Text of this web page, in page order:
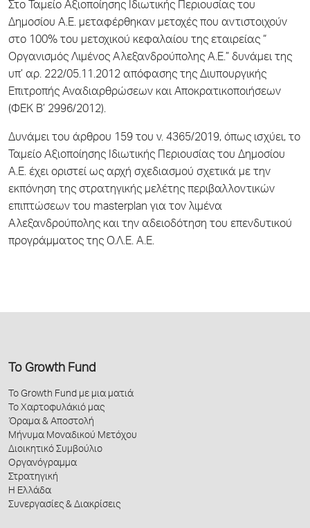
Στο Ταμείο Αξιοποίησης Ιδιωτικής Περιουσίας του
Δημοσίου Α.Ε. μεταφέρθηκαν μετοχές που αντιστοιχούν
στο 100% του μετοχικού κεφαλαίου της εταιρείας “
Οργανισμός Λιμένος Αλεξανδρούπολης Α.Ε.” δυνάμει της
υπ’ αρ. 222/05.11.2012 απόφασης της Διυπουργικής
Επιτροπής Αναδιαρθρώσεων και Αποκρατικοποιήσεων
(ΦΕΚ Β’ 2996/2012).
Δυνάμει του άρθρου 159 του ν. 4365/2019, όπως ισχύει, το
Ταμείο Αξιοποίησης Ιδιωτικής Περιουσίας του Δημοσίου
Α.Ε. έχει οριστεί ως αρχή σχεδιασμού σχετικά με την
εκπόνηση της στρατηγικής μελέτης περιβαλλοντικών
επιπτώσεων του masterplan για τον λιμένα
Αλεξανδρούπολης και την αδειοδότηση του επενδυτικού
προγράμματος της Ο.Λ.Ε. Α.Ε.
Το Growth Fund
Το Growth Fund με μια ματιά
Το Χαρτοφυλάκιό μας
Όραμα & Αποστολή
Μήνυμα Μοναδικού Μετόχου
Διοικητικό Συμβούλιο
Οργανόγραμμα
Στρατηγική
Η Ελλάδα
Συνεργασίες & Διακρίσεις